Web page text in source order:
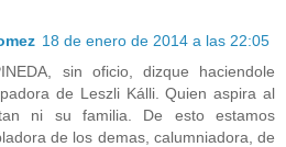
18 de enero de 2014 a las 22:05
sin oficio, dizque haciendole
de Leszli Kálli. Quien aspira al
ni su familia. De esto estamos
de los demas, calumniadora, de